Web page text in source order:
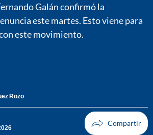
Galán confirmó la
este martes. Esto viene para
este movimiento.
Rozo